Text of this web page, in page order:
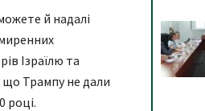
й надалі
Ізраїлю та
що Трампу не дали
році.